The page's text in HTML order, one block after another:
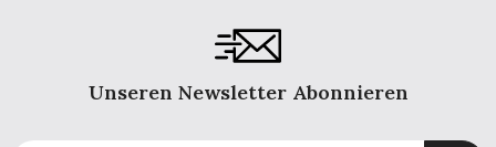
Unseren Newsletter Abonnieren